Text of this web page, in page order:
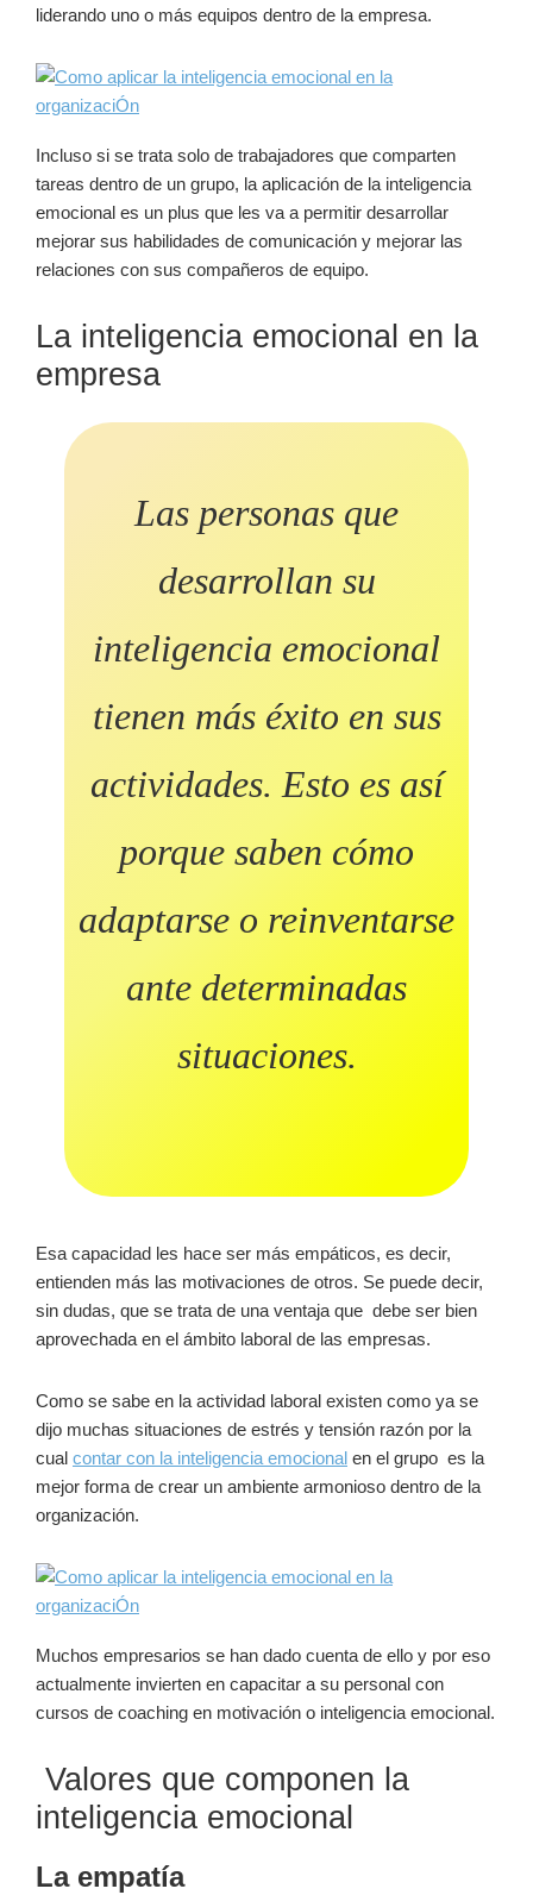
liderando uno o más equipos dentro de la empresa.
Incluso si se trata solo de trabajadores que comparten
tareas dentro de un grupo, la aplicación de la inteligencia
emocional es un plus que les va a permitir desarrollar
mejorar sus habilidades de comunicación y mejorar las
relaciones con sus compañeros de equipo.
La inteligencia emocional en la
empresa
Las personas que
desarrollan su
inteligencia emocional
tienen más éxito en sus
actividades. Esto es así
porque saben cómo
adaptarse o reinventarse
ante determinadas
situaciones.
Esa capacidad les hace ser más empáticos, es decir,
entienden más las motivaciones de otros. Se puede decir,
sin dudas, que se trata de una ventaja que debe ser bien
aprovechada en el ámbito laboral de las empresas.
Como se sabe en la actividad laboral existen como ya se
dijo muchas situaciones de estrés y tensión razón por la
cual contar con la inteligencia emocional en el grupo es la
mejor forma de crear un ambiente armonioso dentro de la
organización.
Muchos empresarios se han dado cuenta de ello y por eso
actualmente invierten en capacitar a su personal con
cursos de coaching en motivación o inteligencia emocional.
Valores que componen la
inteligencia emocional
La empatía